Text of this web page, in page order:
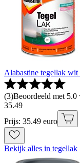
Alabastine tegellak wit
(3)Beoordeeld met 5.0
35.49
Prijs: 35.49 euro
Bekijk alles in tegellak